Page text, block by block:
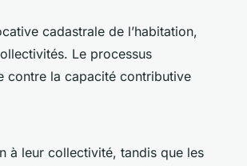
cadastrale de l’habitation,
Le processus
contre la capacité contributive
à leur collectivité, tandis que les